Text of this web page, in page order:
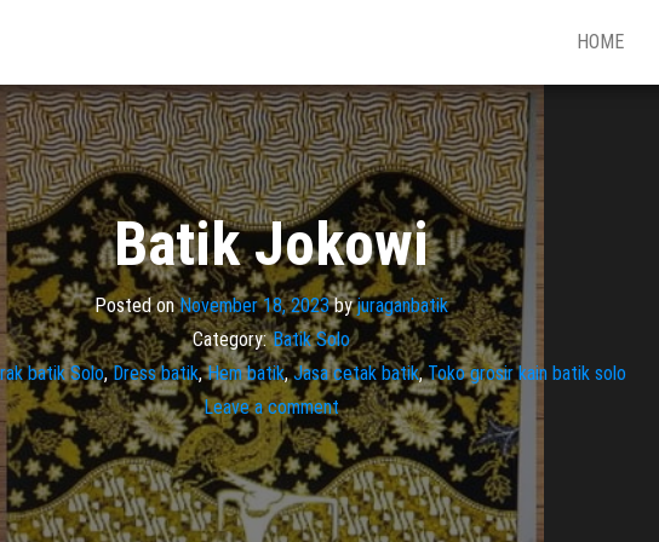
HOME
Batik Jokowi
Posted onNovember 18, 2023byjuraganbatik
Category: Batik Solo
batik Solo,Dress batik,Hem batik,Jasa cetak batik,Toko grosir kain batik solo
Leave a comment